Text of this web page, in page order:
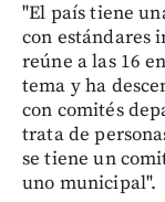
"El país tiene
con estándares
reúne a las 16
tema y ha
con comités
trata de
se tiene un
uno municipal".